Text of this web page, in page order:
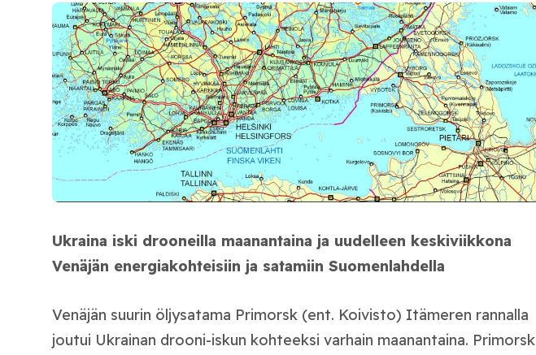
Ukraina iski drooneilla maanantaina ja uudelleen keskiviikkona
Venäjän energiakohteisiin ja satamiin Suomenlahdella
Venäjän suurin öljysatama Primorsk (ent. Koivisto) Itämeren rannalla
joutui Ukrainan drooni-iskun kohteeksi varhain maanantaina. Primorsk